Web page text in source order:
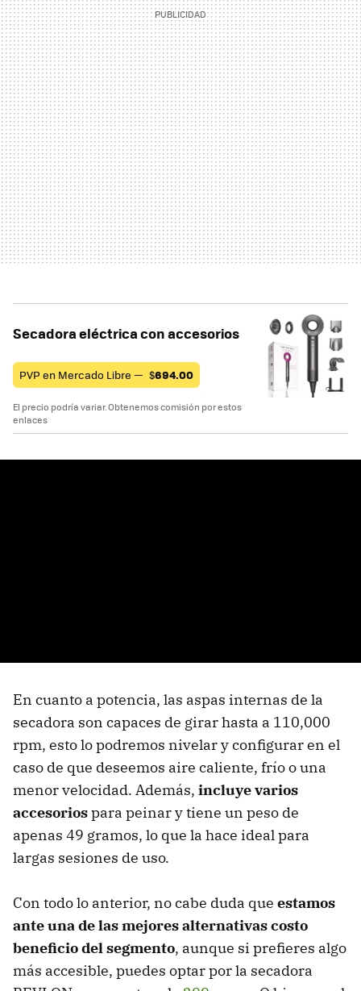
Secadora eléctrica con accesorios
PVP en Mercado Libre — $694.00
El precio podría variar. Obtenemos comisión por estos
enlaces
En cuanto a potencia, las aspas internas de la
secadora son capaces de girar hasta a 110,000
rpm, esto lo podremos nivelar y configurar en el
caso de que deseemos aire caliente, frío o una
menor velocidad. Además, incluye varios
accesoriospara peinar y tiene un peso de
apenas 49 gramos, lo que la hace ideal para
largas sesiones de uso.
Con todo lo anterior, no cabe duda que estamos
ante una de las mejores alternativas costo
beneficio del segmento, aunque si prefieres algo
más accesible, puedes optar por la secadora